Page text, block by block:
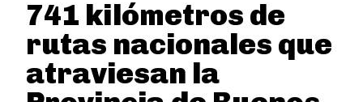
741 kilómetros de
rutas nacionales que
atraviesan la